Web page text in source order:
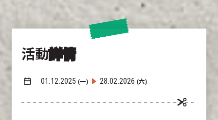
活動詳情
01.12.2025 (一) 28.02.2026 (六)